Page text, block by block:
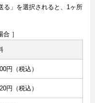
る」を選択されると、1ヶ所
］
円（税込）
円（税込）